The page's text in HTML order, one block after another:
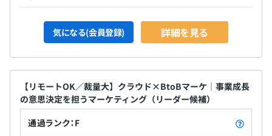
気になる(会員登録) 詳細を見る
【リモートOK／裁量大】クラウド×BtoBマーケ｜事業成長
の意思決定を担うマーケティング（リーダー候補）
通過ランク：F